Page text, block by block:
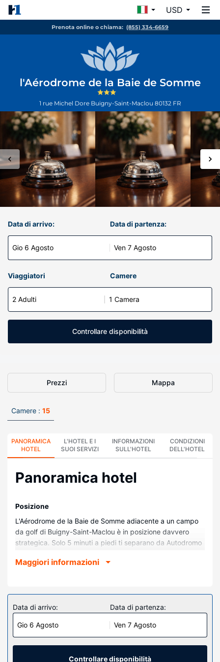
USD
Prenota online o chiama: (855) 334-6659
l'Aérodrome de la Baie de Somme
1 rue Michel Dore Buigny-Saint-Maclou 80132 FR
Data di arrivo:
Gio 6 Agosto
Data di partenza:
Ven 7 Agosto
Viaggiatori Camere
2 Adulti 1 Camera
Controllare disponibilità
Prezzi Mappa
Camere : 15
PANORAMICA
HOTEL
L'HOTEL E I
SUOI SERVIZI
INFORMAZIONI
SULL'HOTEL
CONDIZIONI
DELL'HOTEL
Panoramica hotel
Posizione
L'Aérodrome de la Baie de Somme adiacente a un campo
da golf di Buigny-Saint-Maclou è in posizione davvero
strategica. Solo 5 minuti a piedi ti separano da Autodromo
Abbeville Somme Karting. Questo hotel per golfisti dista
Soggiorna in una delle 15 camere della struttura, complete
di TV a schermo piatto. Il Wi-Fi gratuito ti consente di
restare in contatto con il mondo, mentre la TV con canali
via cavo è l'ideale per concedersi un po' di svago. Il bagno
in camera dispone di doccia, set di cortesia gratuiti e
Maggiori informazioni
Data di arrivo:
Gio 6 Agosto
Data di partenza:
Ven 7 Agosto
Controllare disponibilità